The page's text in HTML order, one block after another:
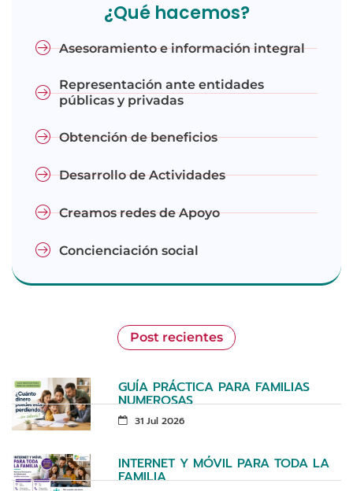
¿Qué hacemos?
Asesoramiento e información integral
Representación ante entidades
públicas y privadas
Obtención de beneficios
Desarrollo de Actividades
Creamos redes de Apoyo
Concienciación social
Post recientes
GUÍA PRÁCTICA PARA FAMILIAS
NUMEROSAS
31 Jul 2026
INTERNET Y MÓVIL PARA TODA LA
FAMILIA